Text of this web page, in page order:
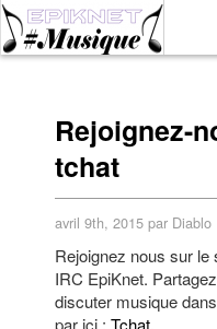
Rejoignez-
tchat
avril 9th, 2015 par Diablo
Rejoignez nous sur
IRC EpiKnet.
discuter musique
par ici : Tchat.